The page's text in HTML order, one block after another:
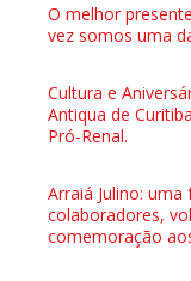
O melhor
vez somos uma
Cultura e
Antiqua de
Pró-Renal.
Arraiá Julino:
colaboradores,
comemoração